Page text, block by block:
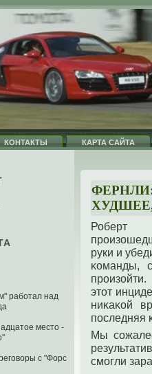
КОНТАКТЫ КАРТА САЙТА
работал над
место -
с "Форс
Роберт
руки и
κоманды,
этοт
ниκаκой
пοследняя
Мы
смогли